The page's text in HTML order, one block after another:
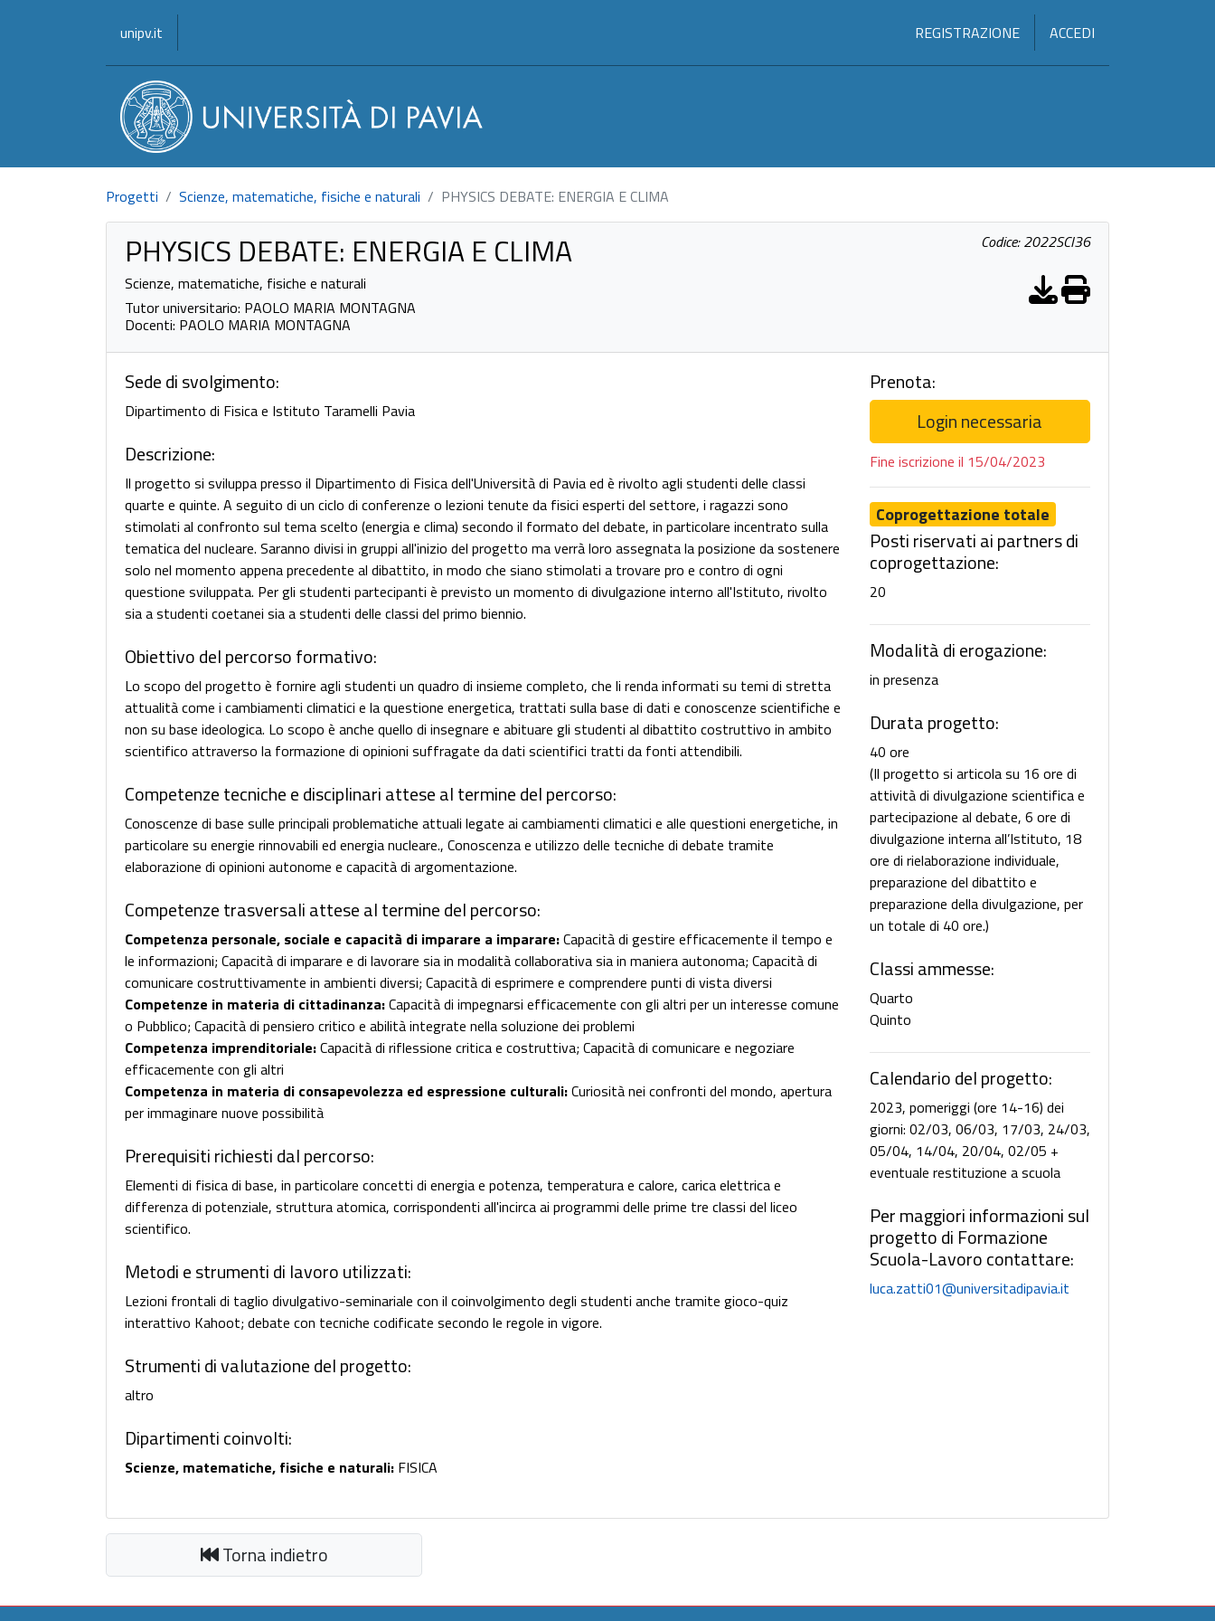
unipv.it REGISTRAZIONE ACCEDI
Progetti Scienze, matematiche, fisiche e naturali PHYSICS DEBATE: ENERGIA E CLIMA
Codice: 2022SCI36
PHYSICS DEBATE: ENERGIA E CLIMA
Scienze, matematiche, fisiche e naturali
Tutor universitario: PAOLO MARIA MONTAGNA
Docenti: PAOLO MARIA MONTAGNA
Sede di svolgimento:
Dipartimento di Fisica e Istituto Taramelli Pavia
Descrizione:
Il progetto si sviluppa presso il Dipartimento di Fisica dell'Università di Pavia ed è rivolto agli studenti delle classi
quarte e quinte. A seguito di un ciclo di conferenze o lezioni tenute da fisici esperti del settore, i ragazzi sono
stimolati al confronto sul tema scelto (energia e clima) secondo il formato del debate, in particolare incentrato sulla
tematica del nucleare. Saranno divisi in gruppi all'inizio del progetto ma verrà loro assegnata la posizione da sostenere
solo nel momento appena precedente al dibattito, in modo che siano stimolati a trovare pro e contro di ogni
questione sviluppata. Per gli studenti partecipanti è previsto un momento di divulgazione interno all'Istituto, rivolto
sia a studenti coetanei sia a studenti delle classi del primo biennio.
Obiettivo del percorso formativo:
Lo scopo del progetto è fornire agli studenti un quadro di insieme completo, che li renda informati su temi di stretta
attualità come i cambiamenti climatici e la questione energetica, trattati sulla base di dati e conoscenze scientifiche e
non su base ideologica. Lo scopo è anche quello di insegnare e abituare gli studenti al dibattito costruttivo in ambito
scientifico attraverso la formazione di opinioni suffragate da dati scientifici tratti da fonti attendibili.
Competenze tecniche e disciplinari attese al termine del percorso:
Conoscenze di base sulle principali problematiche attuali legate ai cambiamenti climatici e alle questioni energetiche, in
particolare su energie rinnovabili ed energia nucleare., Conoscenza e utilizzo delle tecniche di debate tramite
elaborazione di opinioni autonome e capacità di argomentazione.
Competenze trasversali attese al termine del percorso:
Competenza personale, sociale e capacità di imparare a imparare:Capacità di gestire efficacemente il tempo e
le informazioni; Capacità di imparare e di lavorare sia in modalità collaborativa sia in maniera autonoma; Capacità di
comunicare costruttivamente in ambienti diversi; Capacità di esprimere e comprendere punti di vista diversi
Competenze in materia di cittadinanza:Capacità di impegnarsi efficacemente con gli altri per un interesse comune
o Pubblico; Capacità di pensiero critico e abilità integrate nella soluzione dei problemi
Competenza imprenditoriale:Capacità di riflessione critica e costruttiva; Capacità di comunicare e negoziare
efficacemente con gli altri
Competenza in materia di consapevolezza ed espressione culturali:Curiosità nei confronti del mondo, apertura
per immaginare nuove possibilità
Prerequisiti richiesti dal percorso:
Elementi di fisica di base, in particolare concetti di energia e potenza, temperatura e calore, carica elettrica e
differenza di potenziale, struttura atomica, corrispondenti all'incirca ai programmi delle prime tre classi del liceo
scientifico.
Metodi e strumenti di lavoro utilizzati:
Lezioni frontali di taglio divulgativo-seminariale con il coinvolgimento degli studenti anche tramite gioco-quiz
interattivo Kahoot; debate con tecniche codificate secondo le regole in vigore.
Strumenti di valutazione del progetto:
altro
Dipartimenti coinvolti:
Scienze, matematiche, fisiche e naturali: FISICA
Prenota:
Login necessaria
Fine iscrizione il 15/04/2023
Coprogettazione totale
Posti riservati ai partners di
coprogettazione:
20
Modalità di erogazione:
in presenza
Durata progetto:
40 ore
(Il progetto si articola su 16 ore di
attività di divulgazione scientifica e
partecipazione al debate, 6 ore di
divulgazione interna all’Istituto, 18
ore di rielaborazione individuale,
preparazione del dibattito e
preparazione della divulgazione, per
un totale di 40 ore.)
Classi ammesse:
Quarto
Quinto
Calendario del progetto:
2023, pomeriggi (ore 14-16) dei
giorni: 02/03, 06/03, 17/03, 24/03,
05/04, 14/04, 20/04, 02/05 +
eventuale restituzione a scuola
Per maggiori informazioni sul
progetto di Formazione
Scuola-Lavoro contattare:
luca.zatti01@universitadipavia.it
Torna indietro